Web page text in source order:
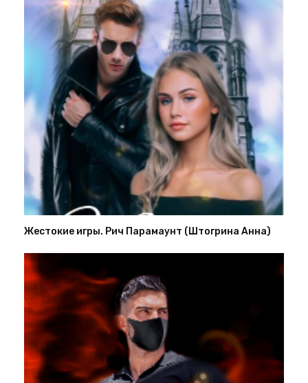
Жестокие игры. Рич Парамаунт (Штогрина Анна)